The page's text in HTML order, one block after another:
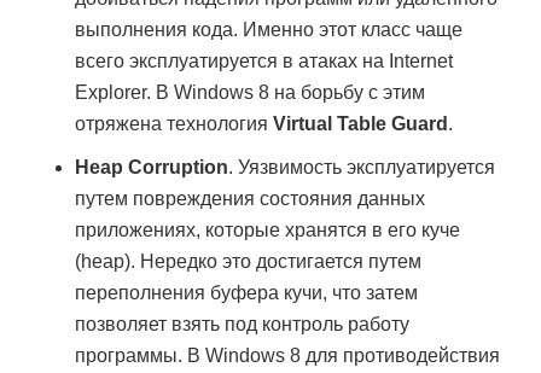
выполнения кода. Именно этот класс чаще
всего эксплуатируется в атаках на Internet
Explorer. В Windows 8 на борьбу с этим
отряжена технологияVirtual Table Guard .
Heap Corruption. Уязвимость эксплуатируется
путем повреждения состояния данных
приложениях, которые хранятся в его куче
(heap). Нередко это достигается путем
переполнения буфера кучи, что затем
позволяет взять под контроль работу
программы. В Windows 8 для противодействия